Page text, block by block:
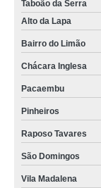
Taboão da Serra
Alto da Lapa
Bairro do Limão
Chácara Inglesa
Pacaembu
Pinheiros
Raposo Tavares
São Domingos
Vila Madalena